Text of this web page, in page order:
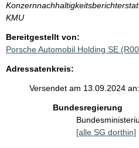
KMU
Bereitgestellt von:
Porsche Automobil Holding SE
Adressatenkreis:
Versendet am 13.09.2024 an:
Bundesregierung
[alle SG dorthin]